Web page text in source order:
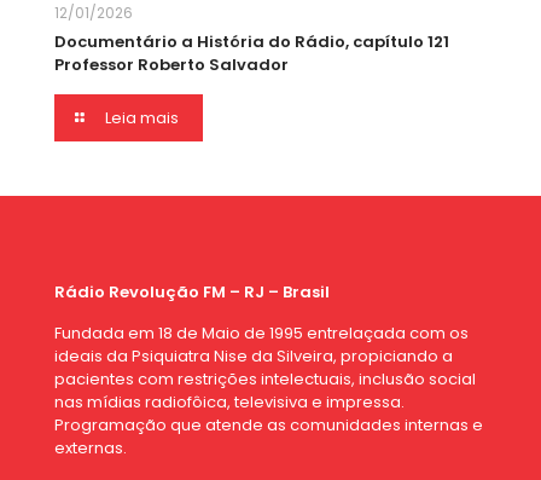
12/01/2026
Documentário a História do Rádio, capítulo 121
Professor Roberto Salvador
Leia mais
Rádio Revolução FM – RJ – Brasil
Fundada em 18 de Maio de 1995 entrelaçada com os
ideais da Psiquiatra Nise da Silveira, propiciando a
pacientes com restrições intelectuais, inclusão social
nas mídias radiofôica, televisiva e impressa.
Programação que atende as comunidades internas e
externas.